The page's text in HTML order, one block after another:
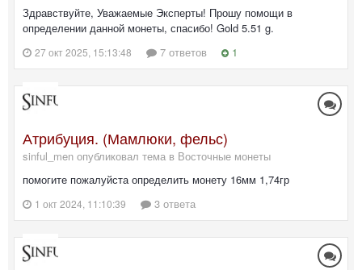
Здравствуйте, Уважаемые Эксперты! Прошу помощи в
определении данной монеты, спасибо! Gold 5.51 g.
27 окт 2025, 15:13:48 7 ответов 1
Атрибуция. (Мамлюки, фельс)
sinful_men опубликовал тема в Восточные монеты
помогите пожалуйста определить монету 16мм 1,74гр
1 окт 2024, 11:10:39 3 ответа